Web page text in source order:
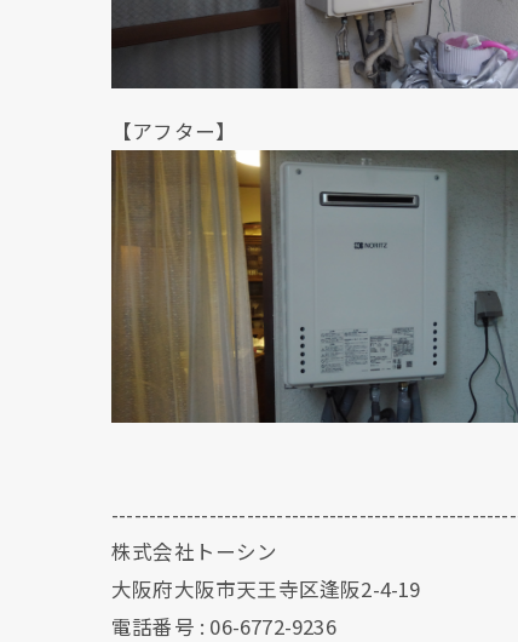
【アフター】
株式会社トーシン
大阪府大阪市天王寺区逢阪2-4-19
電話番号 : 06-6772-9236